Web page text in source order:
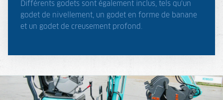
Différents godets sont également inclus, tels qu'un
godet de nivellement, un godet en forme de banane
et un godet de creusement profond.